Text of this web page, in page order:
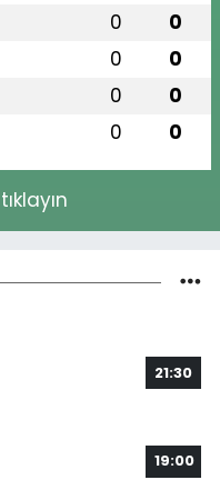
0 0
0 0
0 0
0 0
21:30
19:00